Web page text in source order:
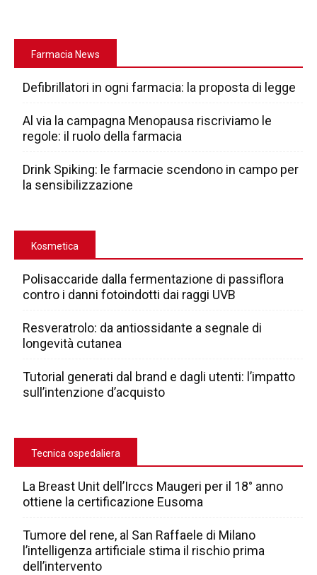
Farmacia News
Defibrillatori in ogni farmacia: la proposta di legge
Al via la campagna Menopausa riscriviamo le
regole: il ruolo della farmacia
Drink Spiking: le farmacie scendono in campo per
la sensibilizzazione
Kosmetica
Polisaccaride dalla fermentazione di passiflora
contro i danni fotoindotti dai raggi UVB
Resveratrolo: da antiossidante a segnale di
longevità cutanea
Tutorial generati dal brand e dagli utenti: l’impatto
sull’intenzione d’acquisto
Tecnica ospedaliera
La Breast Unit dell’Irccs Maugeri per il 18° anno
ottiene la certificazione Eusoma
Tumore del rene, al San Raffaele di Milano
l’intelligenza artificiale stima il rischio prima
dell’intervento